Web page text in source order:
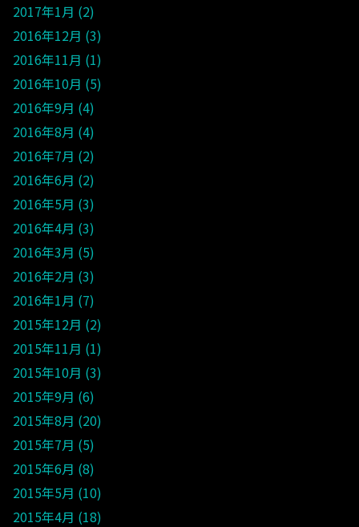
2017年1月 2
2016年12月 3
2016年11月 1
2016年10月 5
2016年9月 4
2016年8月 4
2016年7月 2
2016年6月 2
2016年5月 3
2016年4月 3
2016年3月 5
2016年2月 3
2016年1月 7
2015年12月 2
2015年11月 1
2015年10月 3
2015年9月 6
2015年8月 20
2015年7月 5
2015年6月 8
2015年5月 10
2015年4月 18